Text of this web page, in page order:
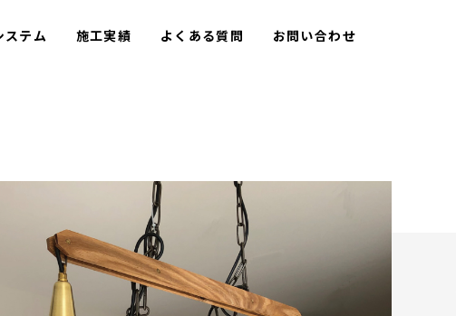
ステム 施工実績 よくある質問 お問い合わせ